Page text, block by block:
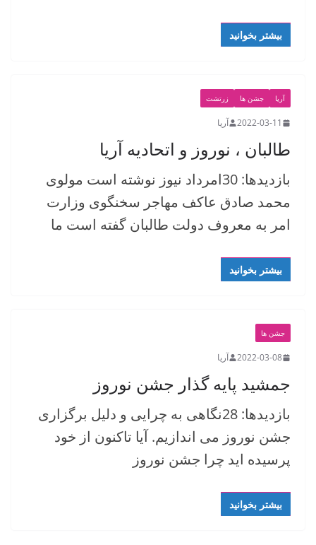
بیشتر بخوانید
آریا جشن ها زرتشت
2022-03-11 آریا
طالبان ، نوروز و اتحادیه آریا
بازدیدها: 30امرداد نیوز نوشته است مولوی
محمد صادق عاکف مهاجر سخنگوی وزارت
امر به معروف دولت طالبان گفته است ما
بیشتر بخوانید
جشن ها
2022-03-08 آریا
جمشید پایه گذار جشن نوروز
بازدیدها: 28نگاهی به چرایی و دلیل برگزاری
جشن نوروز می اندازیم. آیا تاکنون از خود
پرسیده اید چرا جشن نوروز
بیشتر بخوانید